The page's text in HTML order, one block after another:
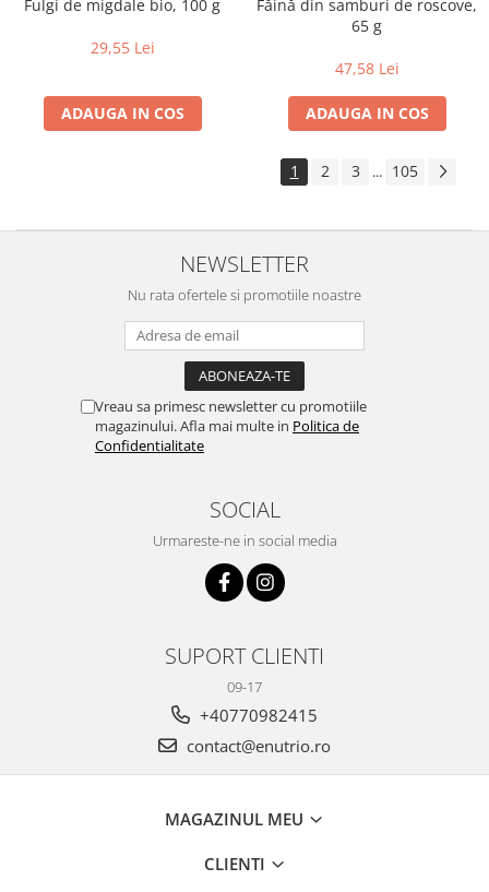
Fulgi de migdale bio, 100 g
29,55 Lei
ADAUGA IN COS
Făină din samburi de roscove,
65 g
47,58 Lei
ADAUGA IN COS
1 2 3 ... 105
NEWSLETTER
Nu rata ofertele si promotiile noastre
Vreau sa primesc newsletter cu promotiile
magazinului. Afla mai multe in Politica de
Confidentialitate
SOCIAL
Urmareste-ne in social media
SUPORT CLIENTI
09-17
+40770982415
contact@enutrio.ro
MAGAZINUL MEU
CLIENTI